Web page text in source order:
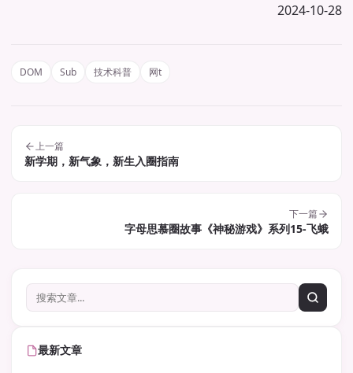
2024-10-28
DOM Sub 技术科普 网t
上一篇
新学期，新气象，新生入圈指南
下一篇
字母思慕圈故事《神秘游戏》系列15-飞蛾
最新文章